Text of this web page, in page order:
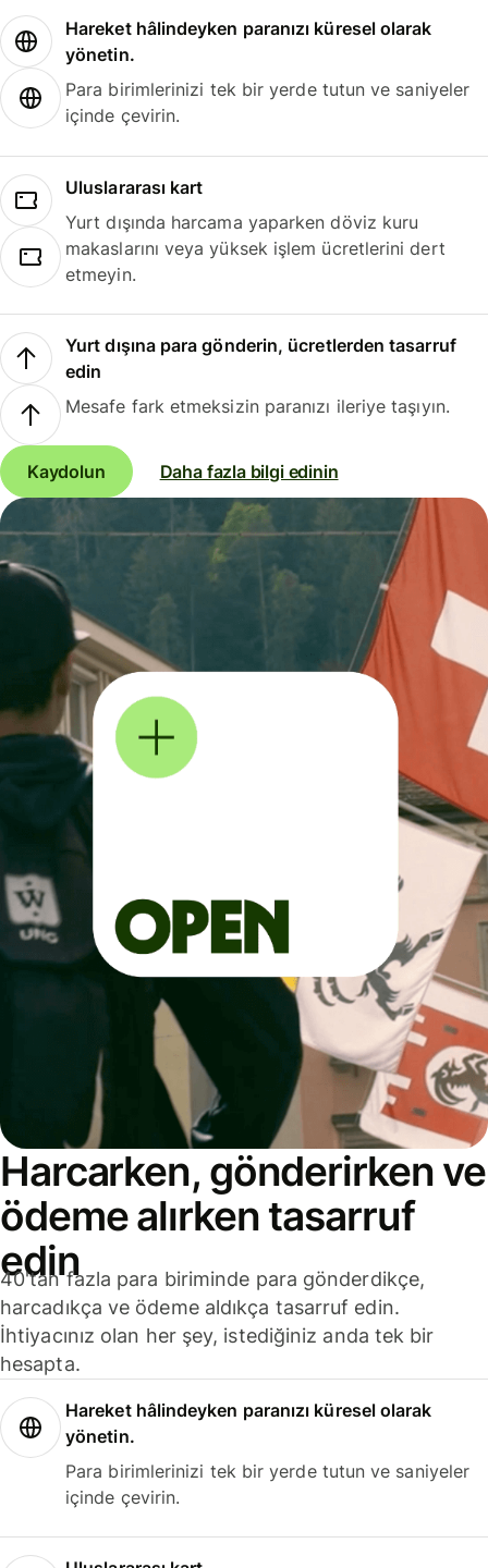
Hareket hâlindeyken paranızı küresel olarak
yönetin.
Para birimlerinizi tek bir yerde tutun ve saniyeler
içinde çevirin.
Uluslararası kart
Yurt dışında harcama yaparken döviz kuru
makaslarını veya yüksek işlem ücretlerini dert
etmeyin.
Yurt dışına para gönderin, ücretlerden tasarruf
edin
Mesafe fark etmeksizin paranızı ileriye taşıyın.
Kaydolun Daha fazla bilgi edinin
Harcarken, gönderirken ve
ödeme alırken tasarruf
edin
40'tan fazla para biriminde para gönderdikçe,
harcadıkça ve ödeme aldıkça tasarruf edin.
İhtiyacınız olan her şey, istediğiniz anda tek bir
hesapta.
Hareket hâlindeyken paranızı küresel olarak
yönetin.
Para birimlerinizi tek bir yerde tutun ve saniyeler
içinde çevirin.